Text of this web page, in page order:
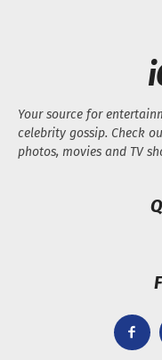
Your source for
celebrity gossip. Check
photos, movies and TV